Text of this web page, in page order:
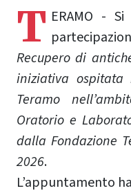
T ERAMO -
Recupero di
iniziativa
Teramo
Oratorio e
dalla Fondazione
2026.
L’appuntamento